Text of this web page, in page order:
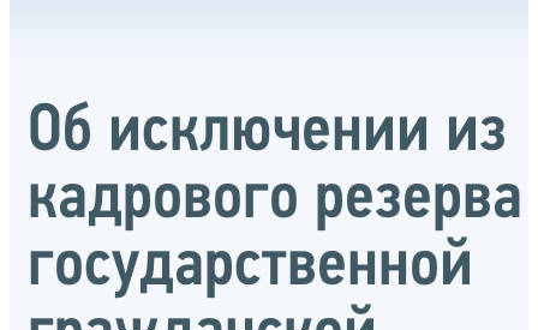
Об исключении из
кадрового резерва
государственной